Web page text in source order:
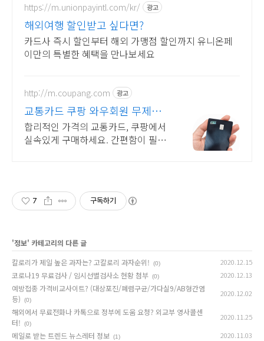
https://m.unionpayintl.com/kr/ 광고
해외여행 할인받고 싶다면?
카드사 즉시 할인부터 해외 가맹점 할인까지 유니온페
이만의 특별한 혜택을 만나보세요
http://m.coupang.com 광고
교통카드 쿠팡 와우회원 무제한
무료배송
합리적인 가격의 교통카드, 쿠팡에서
실속있게 구매하세요. 간편함이 필요
7 구독하기
'정보' 카테고리의 다른 글
칼로리가 제일 높은 과자는? 고칼로리 과자순위!
(0) 2020.12.15
코로나19 무료검사 / 임시선별검사소 현황 첨부 (0) 2020.12.13
예방접종 가격비교사이트? (대상포진/폐렴구균/가다실9/AB형간염
등)
(0)
2020.12.02
해외에서 무료전화나 카톡으로 정부에 도움 요청? 외교부 영사콜센
터!
(0)
2020.11.25
메일로 받는 트렌드 뉴스레터 정보 (1) 2020.11.03